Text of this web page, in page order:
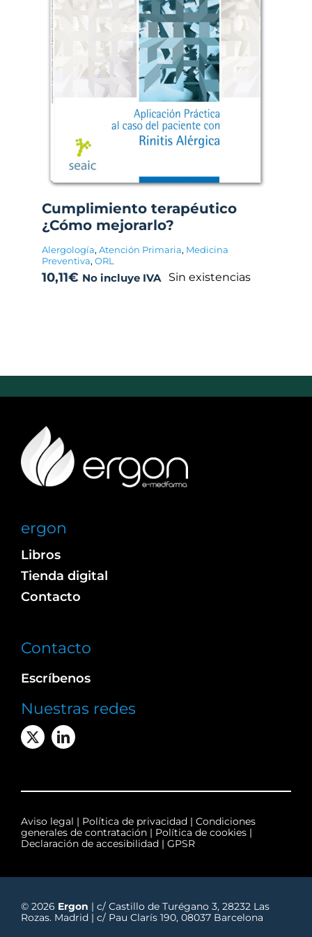
Cumplimiento terapéutico
¿Cómo mejorarlo?
Alergología, Atención Primaria, Medicina
Preventiva, ORL
10,11€ No incluye IVA Sin existencias
ergon
Libros
Tienda digital
Contacto
Contacto
Escríbenos
Nuestras redes
Aviso legal | Política de privacidad | Condiciones
generales de contratación| Política de cookies|
Declaración de accesibilidad| GPSR
© 2026 Ergon | c/ Castillo de Turégano 3, 28232 Las
Rozas. Madrid | c/ Pau Clarís 190, 08037 Barcelona